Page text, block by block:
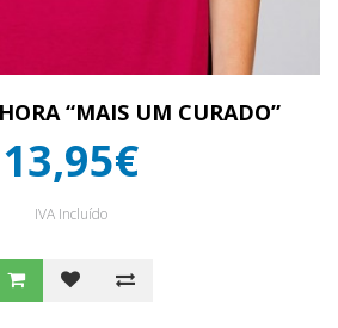
“MAIS UM CURADO”
13,95€
IVA Incluído